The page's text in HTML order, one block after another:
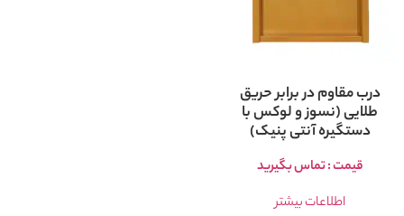
درب مقاوم در برابر حریق
طلایی (نسوز و لوکس با
دستگیره آنتی پنیک)
قیمت : تماس بگیرید
اطلاعات بیشتر